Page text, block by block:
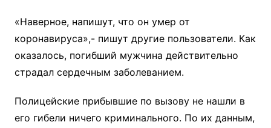
«Наверное, напишут, что он умер от
коронавируса»,- пишут другие пользователи. Как
оказалось, погибший мужчина действительно
страдал сердечным заболеванием.
Полицейские прибывшие по вызову не нашли в
его гибели ничего криминального. По их данным,